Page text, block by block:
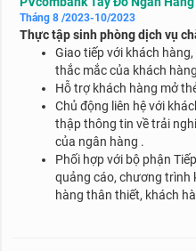
Tháng 8 /2023-10/2023
Thực tập sinh phòng dịch vụ
Giao tiếp với khách
thắc mắc của khách
Hỗ trợ khách hàng mở
Chủ động liên hệ với
thập thông tin về trải
của ngân hàng .
Phối hợp với bộ phận
quảng cáo, chương trình
hàng thân thiết, khách